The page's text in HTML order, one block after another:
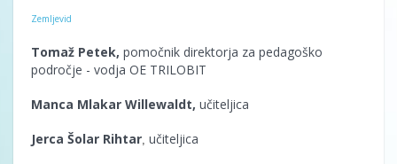
Zemljevid
Tomaž Petek, pomočnik direktorja za pedagoško
področje - vodja OE TRILOBIT
Manca Mlakar Willewaldt, učiteljica
Jerca Šolar Rihtar, učiteljica